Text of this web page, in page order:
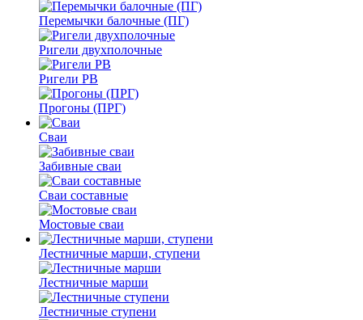
Перемычки балочные (ПГ)
Ригели двухполочные
Ригели РВ
Прогоны (ПРГ)
Сваи
Забивные сваи
Сваи составные
Мостовые сваи
Лестничные марши, ступени
Лестничные марши
Лестничные ступени